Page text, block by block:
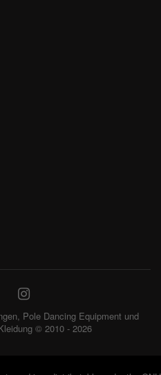
Pole Dancing Equipment und
© 2010 - 2026